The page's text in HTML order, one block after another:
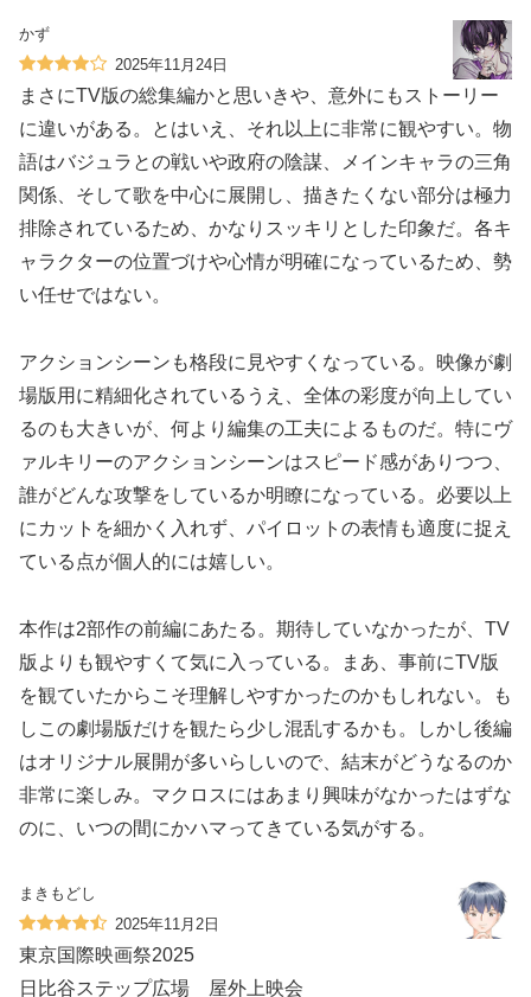
かず
2025年11月24日
まさにTV版の総集編かと思いきや、意外にもストーリー
に違いがある。とはいえ、それ以上に非常に観やすい。物
語はバジュラとの戦いや政府の陰謀、メインキャラの三角
関係、そして歌を中心に展開し、描きたくない部分は極力
排除されているため、かなりスッキリとした印象だ。各キ
ャラクターの位置づけや心情が明確になっているため、勢
い任せではない。
アクションシーンも格段に見やすくなっている。映像が劇
場版用に精細化されているうえ、全体の彩度が向上してい
るのも大きいが、何より編集の工夫によるものだ。特にヴ
ァルキリーのアクションシーンはスピード感がありつつ、
誰がどんな攻撃をしているか明瞭になっている。必要以上
にカットを細かく入れず、パイロットの表情も適度に捉え
ている点が個人的には嬉しい。
本作は2部作の前編にあたる。期待していなかったが、TV
版よりも観やすくて気に入っている。まあ、事前にTV版
を観ていたからこそ理解しやすかったのかもしれない。も
しこの劇場版だけを観たら少し混乱するかも。しかし後編
はオリジナル展開が多いらしいので、結末がどうなるのか
非常に楽しみ。マクロスにはあまり興味がなかったはずな
のに、いつの間にかハマってきている気がする。
まきもどし
2025年11月2日
東京国際映画祭2025
日比谷ステップ広場 屋外上映会